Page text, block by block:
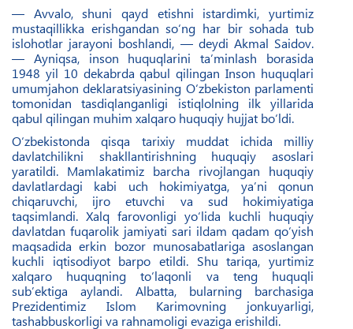
— Avvalo, shuni qayd etishni istardimki, yurtimiz
mustaqillikka erishgandan so‘ng har bir sohada tub
islohotlar jarayoni boshlandi, — deydi Akmal Saidov.
— Ayniqsa, inson huquqlarini ta’minlash borasida
1948 yil 10 dekabrda qabul qilingan Inson huquqlari
umumjahon deklaratsiyasining O‘zbekiston parlamenti
tomonidan tasdiqlanganligi istiqlolning ilk yillarida
qabul qilingan muhim xalqaro huquqiy hujjat bo‘ldi.
O‘zbekistonda qisqa tarixiy muddat ichida milliy
davlatchilikni shakllantirishning huquqiy asoslari
yaratildi. Mamlakatimiz barcha rivojlangan huquqiy
davlatlardagi kabi uch hokimiyatga, ya’ni qonun
chiqaruvchi, ijro etuvchi va sud hokimiyatiga
taqsimlandi. Xalq farovonligi yo‘lida kuchli huquqiy
davlatdan fuqarolik jamiyati sari ildam qadam qo‘yish
maqsadida erkin bozor munosabatlariga asoslangan
kuchli iqtisodiyot barpo etildi. Shu tariqa, yurtimiz
xalqaro huquqning to‘laqonli va teng huquqli
sub’ektiga aylandi. Albatta, bularning barchasiga
Prezidentimiz Islom Karimovning jonkuyarligi,
tashabbuskorligi va rahnamoligi evaziga erishildi.